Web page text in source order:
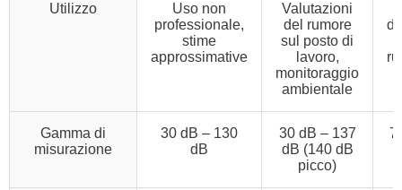
Utilizzo
Uso non
professionale,
stime
approssimative
Valutazioni
del rumore
sul posto di
lavoro,
monitoraggio
ambientale
Gamma di
misurazione
30 dB – 130
dB
30 dB – 137
dB (140 dB
picco)